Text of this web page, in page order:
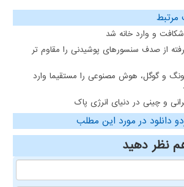
مرتبط
و وارد خانه شد
از صدف سنسورهای پوشیدنی را مقاوم تر
و گوگل، هوش مصنوعی را مستقیما وارد
و چینی در دنیای انرژی پاک
دانلود در مورد این مطلب
نظر دهید